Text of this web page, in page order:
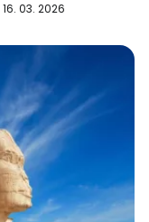
16. 03. 2026